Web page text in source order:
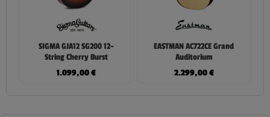
SIGMA GJA12 SG200 12-
String Cherry Burst
1.099,00€
EASTMAN AC722CE Grand
Auditorium
2.299,00€